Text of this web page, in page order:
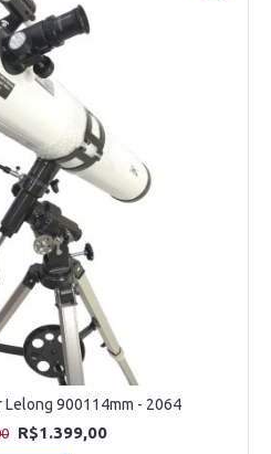
900114mm - 2064
R$1.399,00